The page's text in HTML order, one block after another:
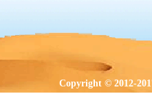
Copyright © 2012-